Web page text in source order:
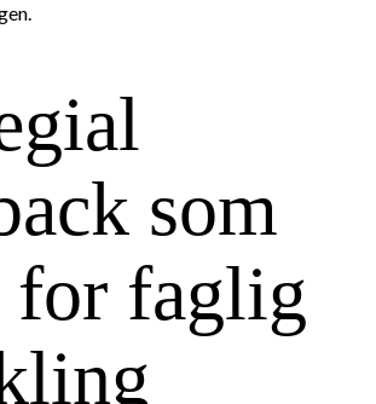
som
for faglig